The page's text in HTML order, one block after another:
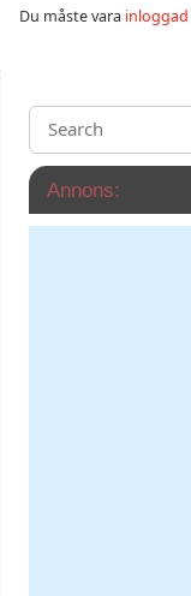
Du måste vara inloggad
Annons: